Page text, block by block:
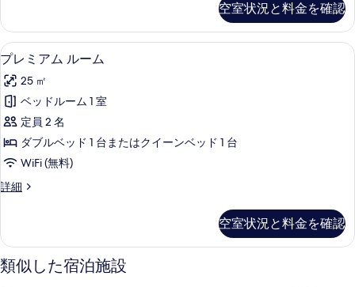
る
写
真
を
表
示
す
る
の
詳
細
空室状況と料金を確認
プ
レ
ミ
ア
ム
ル
ム
す
べ
て
セーフティボックス (室内)、デスク
12
プレミアム ルーム
25 ㎡
ベッドルーム 1 室
定員 2 名
ダブルベッド 1 台またはクイーンベッド 1 台
WiFi (無料)
詳細
プ
ム
ル
ー
空室状況と料金を確認
類似した宿泊施設